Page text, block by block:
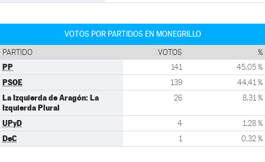
VOTOS POR PARTIDOS EN MONEGRILLO
PARTIDO VOTOS %
PP 141 45,05 %
PSOE 139 44,41 %
La Izquierda de Aragón: La
Izquierda Plural
26 8,31 %
UPyD 4 1,28 %
DeC 1 0,32 %